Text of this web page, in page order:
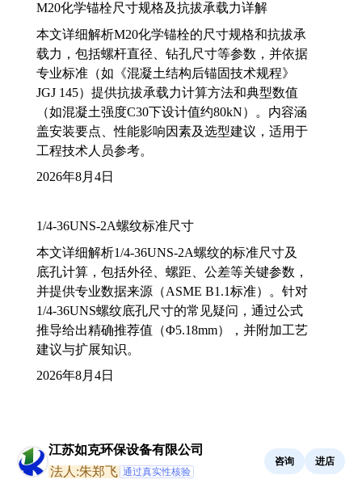
M20化学锚栓尺寸规格及抗拔承载力详解
本文详细解析M20化学锚栓的尺寸规格和抗拔承
载力，包括螺杆直径、钻孔尺寸等参数，并依据
专业标准（如《混凝土结构后锚固技术规程》
JGJ 145）提供抗拔承载力计算方法和典型数值
（如混凝土强度C30下设计值约80kN）。内容涵
盖安装要点、性能影响因素及选型建议，适用于
工程技术人员参考。
2026年8月4日
1/4-36UNS-2A螺纹标准尺寸
本文详细解析1/4-36UNS-2A螺纹的标准尺寸及
底孔计算，包括外径、螺距、公差等关键参数，
并提供专业数据来源（ASME B1.1标准）。针对
1/4-36UNS螺纹底孔尺寸的常见疑问，通过公式
推导给出精确推荐值（Φ5.18mm），并附加工艺
建议与扩展知识。
2026年8月4日
江苏如克环保设备有限公司
法人:朱郑飞 通过真实性核验
咨询 进店